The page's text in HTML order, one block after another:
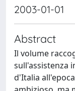
2003-01-01
Abstract
Il volume
sull'assistenza
d'Italia